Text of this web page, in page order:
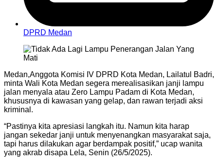
DPRD Medan
Medan,Anggota Komisi IV DPRD Kota Medan, Lailatul Badri,
minta Wali Kota Medan segera merealisasikan janji lampu
jalan menyala atau Zero Lampu Padam di Kota Medan,
khususnya di kawasan yang gelap, dan rawan terjadi aksi
kriminal.
“Pastinya kita apresiasi langkah itu. Namun kita harap
jangan sekedar janji untuk menyenangkan masyarakat saja,
tapi harus dilakukan agar berdampak positif,” ucap wanita
yang akrab disapa Lela, Senin (26/5/2025).